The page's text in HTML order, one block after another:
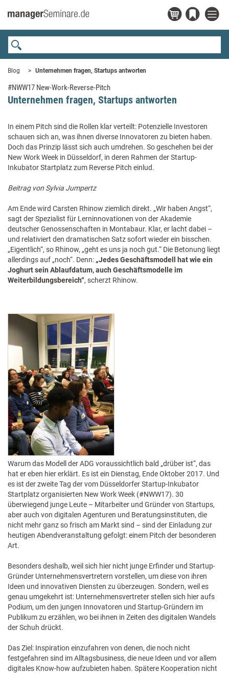
Blog Unternehmen fragen, Startups antworten
#NWW17 New-Work-Reverse-Pitch
Unternehmen fragen, Startups antworten
In einem Pitch sind die Rollen klar verteilt: Potenzielle Investoren
schauen sich an, was ihnen diverse Innovatoren zu bieten haben.
Doch das Prinzip lässt sich auch umdrehen. So geschehen bei der
New Work Week in Düsseldorf, in deren Rahmen der Startup-
Inkubator Startplatz zum Reverse Pitch einlud.
Beitrag von Sylvia Jumpertz
Am Ende wird Carsten Rhinow ziemlich direkt. „Wir haben Angst“,
sagt der Spezialist für Lerninnovationen von der Akademie
deutscher Genossenschaften in Montabaur. Klar, er lacht dabei –
und relativiert den dramatischen Satz sofort wieder ein bisschen.
„Eigentlich“, so Rhinow, „geht es uns ja noch gut.“ Die Betonung liegt
allerdings auf „noch“. Denn: „Jedes Geschäftsmodell hat wie ein
Joghurt sein Ablaufdatum, auch Geschäftsmodelle im
Weiterbildungsbereich“, scherzt Rhinow.
Warum das Modell der ADG voraussichtlich bald „drüber ist“, das
hat er eben hier erklärt. Es ist ein Dienstag, Ende Oktober 2017. Und
es ist der zweite Tag der vom Düsseldorfer Startup-Inkubator
Startplatz organisierten New Work Week (#NWW17). 30
überwiegend junge Leute – Mitarbeiter und Gründer von Startups,
aber auch von digitalen Agenturen und Beratungsinstituten, die
nicht mehr ganz so frisch am Markt sind – sind der Einladung zur
heutigen Abendveranstaltung gefolgt: einem Pitch der besonderen
Art.
Besonders deshalb, weil sich hier nicht junge Erfinder und Startup-
Gründer Unternehmensvertretern vorstellen, um diese von ihren
Ideen und innovativen Diensten zu überzeugen. Sondern, weil es
genau umgekehrt ist: Unternehmensvertreter stellen sich hier aufs
Podium, um den jungen Innovatoren und Startup-Gründern im
Publikum zu erzählen, wo bei ihnen in Zeiten des digitalen Wandels
der Schuh drückt.
Das Ziel: Inspiration einzufahren von denen, die noch nicht
festgefahren sind im Alltagsbusiness, die neue Ideen und vor allem
digitales Know-how aufzubieten haben. Spätere Kooperation nicht